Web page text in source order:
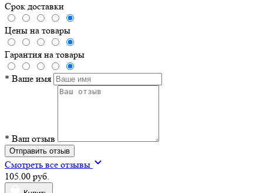
Цены на товары
Гарантия на товары
Ваше имя
Отправить отзыв
Смотреть все отзывы
105.00 руб.
Купить